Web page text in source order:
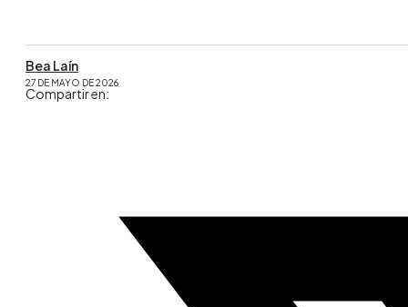
Bea Laín
27 DE MAYO DE 2026
Compartir en: